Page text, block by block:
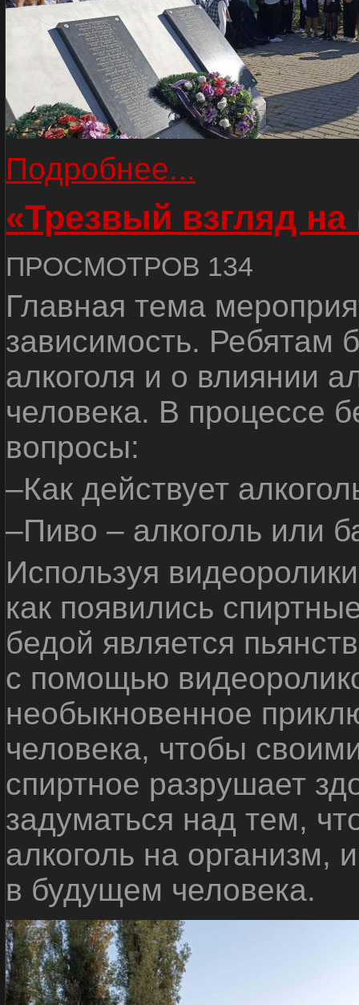
Подробнее...
«Трезвый взгляд на
ПРОСМОТРОВ 134
Главная тема
зависимость. Ребятам
алкоголя и о влиянии
человека. В процессе
вопросы:
–Как действует
–Пиво – алкоголь или
Используя
как появились
бедой является
с помощью
необыкновенное
человека, чтобы
спиртное разрушает
задуматься над тем,
алкоголь на организм,
в будущем человека.